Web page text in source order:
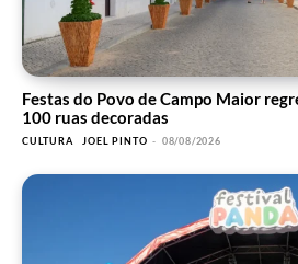
Festas do Povo de Campo Maior
100 ruas decoradas
CULTURA JOEL PINTO - 08/08/2026